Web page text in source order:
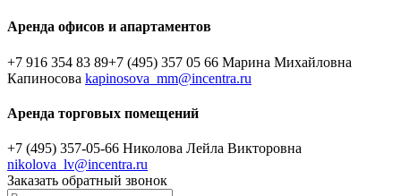
Аренда офисов и апартаментов
+7 916 354 83 89+7 (495) 357 05 66 Марина Михайловна
Капиносова kapinosova_mm@incentra.ru
Аренда торговых помещений
+7 (495) 357-05-66 Николова Лейла Викторовна
nikolova_lv@incentra.ru
Заказать обратный звонок